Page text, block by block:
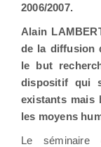
2006/2007.
Alain
de la diffusion
le but
dispositif qui
existants mais
les moyens
Le séminaire